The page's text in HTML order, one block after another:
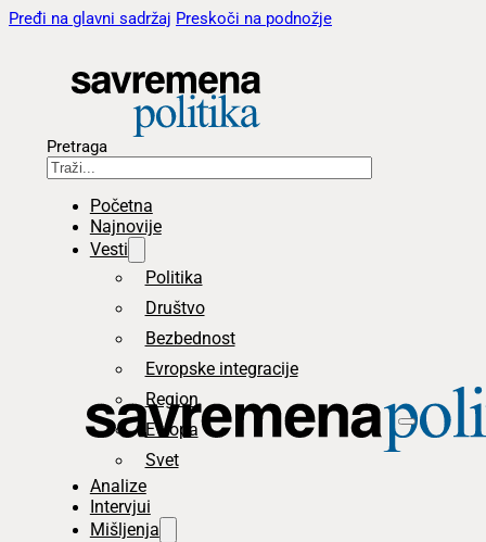
Pređi na glavni sadržaj Preskoči na podnožje
Pretraga
Početna
Najnovije
Vesti
Politika
Društvo
Bezbednost
Evropske integracije
Region
Evropa
Svet
Analize
Intervjui
Mišljenja